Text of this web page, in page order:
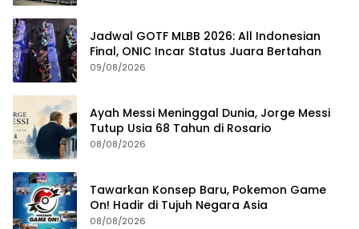
Jadwal GOTF MLBB 2026: All Indonesian
Final, ONIC Incar Status Juara Bertahan
09/08/2026
Ayah Messi Meninggal Dunia, Jorge Messi
Tutup Usia 68 Tahun di Rosario
08/08/2026
Tawarkan Konsep Baru, Pokemon Game
On! Hadir di Tujuh Negara Asia
08/08/2026